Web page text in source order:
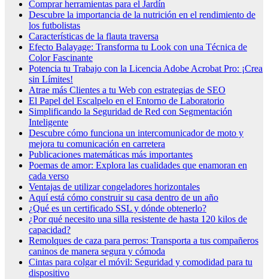
Comprar herramientas para el Jardín
Descubre la importancia de la nutrición en el rendimiento de
los futbolistas
Características de la flauta traversa
Efecto Balayage: Transforma tu Look con una Técnica de
Color Fascinante
Potencia tu Trabajo con la Licencia Adobe Acrobat Pro: ¡Crea
sin Límites!
Atrae más Clientes a tu Web con estrategias de SEO
El Papel del Escalpelo en el Entorno de Laboratorio
Simplificando la Seguridad de Red con Segmentación
Inteligente
Descubre cómo funciona un intercomunicador de moto y
mejora tu comunicación en carretera
Publicaciones matemáticas más importantes
Poemas de amor: Explora las cualidades que enamoran en
cada verso
Ventajas de utilizar congeladores horizontales
Aquí está cómo construir su casa dentro de un año
¿Qué es un certificado SSL y dónde obtenerlo?
¿Por qué necesito una silla resistente de hasta 120 kilos de
capacidad?
Remolques de caza para perros: Transporta a tus compañeros
caninos de manera segura y cómoda
Cintas para colgar el móvil: Seguridad y comodidad para tu
dispositivo